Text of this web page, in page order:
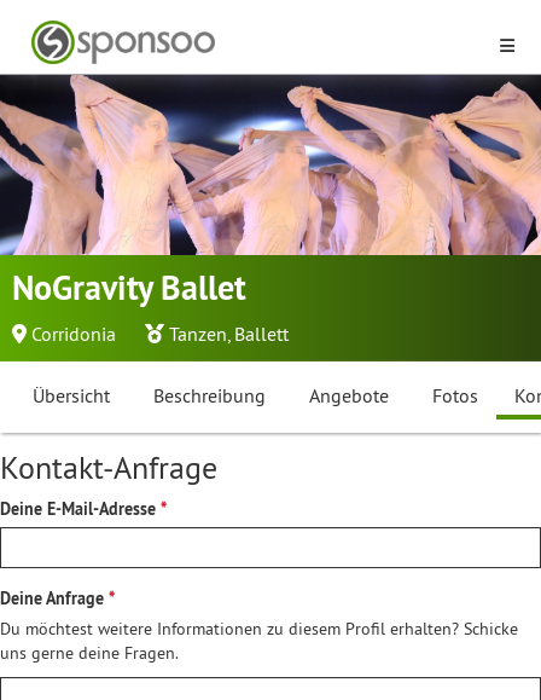
NoGravity Ballet
Corridonia Tanzen, Ballett
Übersicht Beschreibung Angebote Fotos
Kontakt-Anfrage
Deine E-Mail-Adresse
Deine Anfrage
Du möchtest weitere Informationen zu diesem Profil erhalten? Schicke
uns gerne deine Fragen.